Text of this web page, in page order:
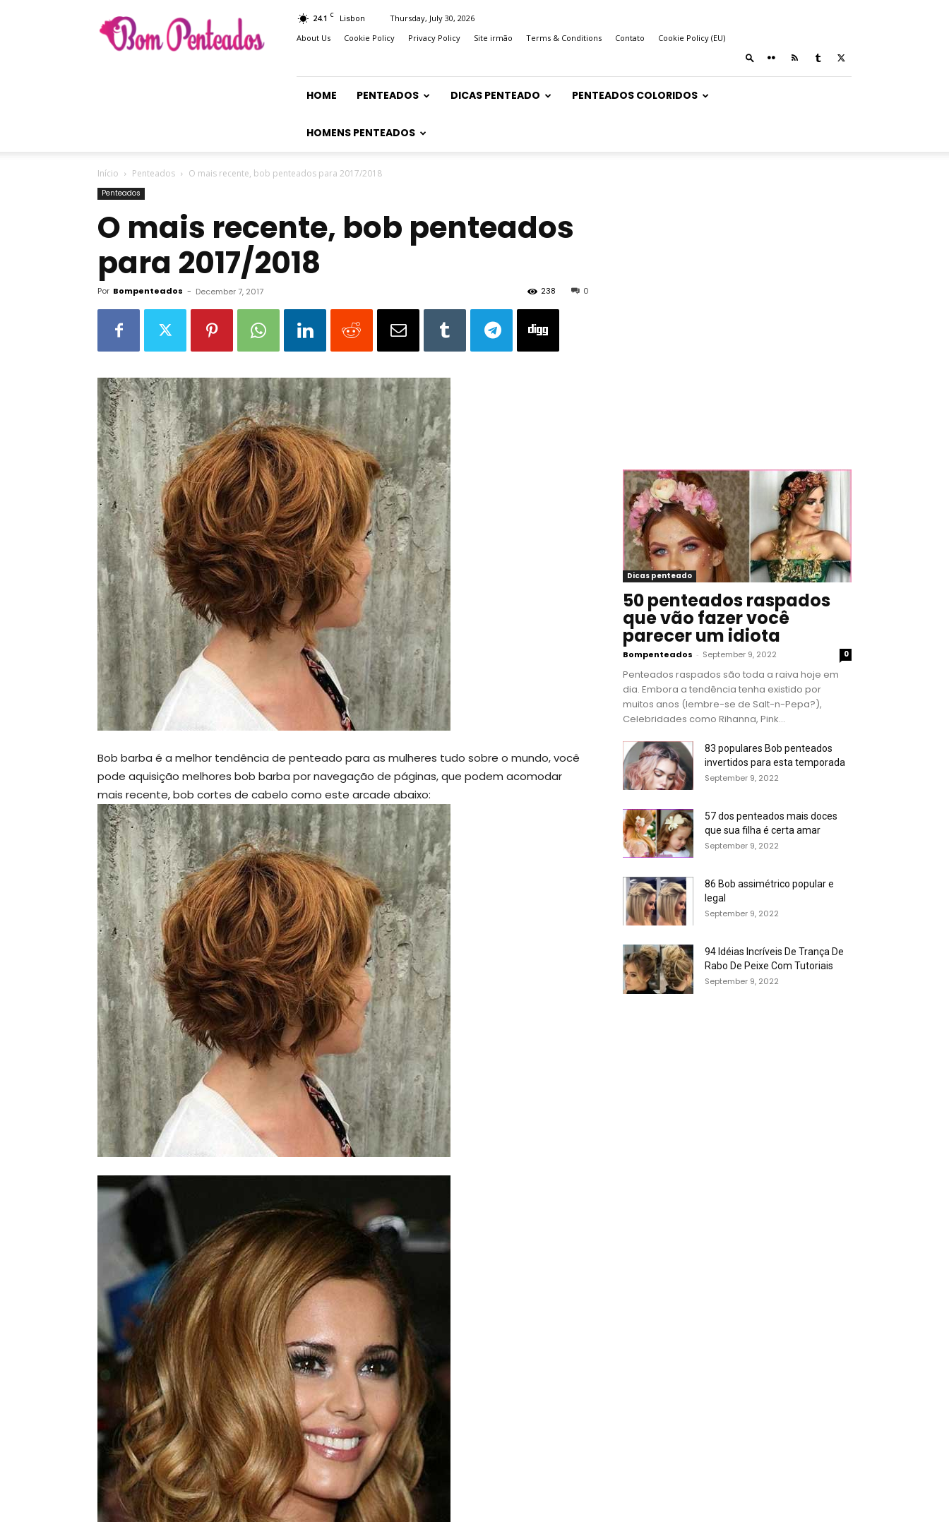
Penteados
24.1 C Lisbon
Thursday, July 30, 2026
About Us
Cookie Policy Privacy Policy Site irmão Terms & Conditions Contato Cookie Policy (EU)
HOME PENTEADOS DICAS PENTEADO PENTEADOS COLORIDOS
HOMENS PENTEADOS
Início Penteados O mais recente, bob penteados para 2017/2018
Penteados
O mais recente, bob penteados
para 2017/2018
Por Bompenteados - December 7, 2017 0
238
Bob barba é a melhor tendência de penteado para as mulheres tudo sobre o mundo, você
pode aquisição melhores bob barba por navegação de páginas, que podem acomodar
mais recente, bob cortes de cabelo como este arcade abaixo:
Dicas penteado
50 penteados raspados
que vão fazer você
parecer um idiota
Bompenteados - September 9, 2022 0
Penteados raspados são toda a raiva hoje em
dia. Embora a tendência tenha existido por
muitos anos (lembre-se de Salt-n-Pepa?),
Celebridades como Rihanna, Pink...
83 populares Bob penteados
invertidos para esta temporada
September 9, 2022
57 dos penteados mais doces
que sua filha é certa amar
September 9, 2022
86 Bob assimétrico popular e
legal
September 9, 2022
94 Idéias Incríveis De Trança De
Rabo De Peixe Com Tutoriais
September 9, 2022